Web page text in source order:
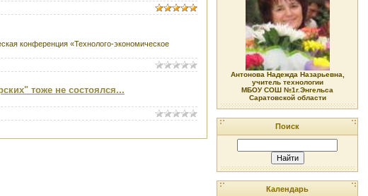
конференция «Технолого-экономическое
тоже не состоялся...
Антонова Надежда Назарьевна,
учитель технологии
МБОУ СОШ №1г.Энгельса
Саратовской области
Поиск
Календарь